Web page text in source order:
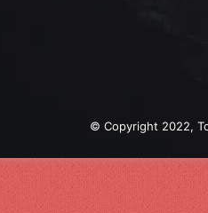
© Copyright 2022,